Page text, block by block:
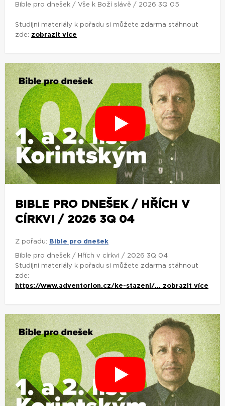
Bible pro dnešek / Vše k Boží slávě / 2026 3Q 05
Studijní materiály k pořadu si můžete zdarma stáhnout
zde: zobrazit více
BIBLE PRO DNEŠEK / HŘÍCH V
CÍRKVI / 2026 3Q 04
Z pořadu: Bible pro dnešek
Bible pro dnešek / Hřích v církvi / 2026 3Q 04
Studijní materiály k pořadu si můžete zdarma stáhnout
zde:
https://www.adventorion.cz/ke-stazeni/... zobrazit více